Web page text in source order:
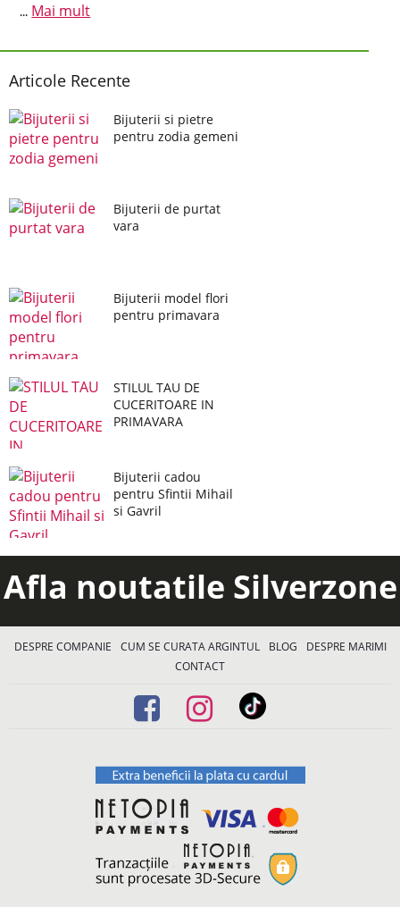
... Mai mult
Articole Recente
Bijuterii si pietre
pentru zodia gemeni
Bijuterii de purtat
vara
Bijuterii model flori
pentru primavara
STILUL TAU DE
CUCERITOARE IN
PRIMAVARA
Bijuterii cadou
pentru Sfintii Mihail
si Gavril
Afla noutatile Silverzone
DESPRE COMPANIE CUM SE CURATA ARGINTUL BLOG
DESPRE MARIMI
CONTACT